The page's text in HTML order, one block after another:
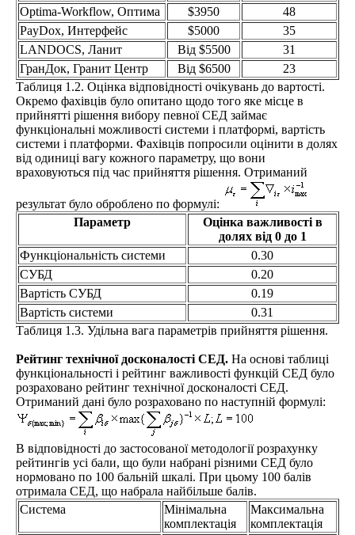
Optima-Workflow, Оптима
$3950
48
PayDox, Интерфейс
$5000
35
LANDOCS, Ланит
Від $5500
31
ГранДок, Гранит Центр
Від $6500
23
Таблиця 1.2. Оцінка відповідності очікувань до вартості.
Окремо фахівців було опитано щодо того яке місце в
прийнятті рішення вибору певної СЕД займає
функціональні можливості системи і платформі, вартість
системи і платформи. Фахівців попросили оцінити в долях
від одиниці вагу кожного параметру, що вони
враховуються під час прийняття рішення. Отриманий
результат було оброблено по формулі:
Параметр
Оцінка важливості в
долях від 0 до 1
Функціональність системи
0.30
СУБД
0.20
Вартість СУБД
0.19
Вартість системи
0.31
Таблиця 1.3. Удільна вага параметрів прийняття рішення.
Рейтинг технічної досконалості СЕД. На основі таблиці
функціональності і рейтинг важливості функцій СЕД було
розраховано рейтинг технічної досконалості СЕД.
Отриманий дані було розраховано по наступній формулі:
В відповідності до застосованої методології розрахунку
рейтингів усі бали, що були набрані різними СЕД було
нормовано по 100 бальній шкалі. При цьому 100 балів
отримала СЕД, що набрала найбільше балів.
Система
Мінімальна
комплектація
Максимальна
комплектація